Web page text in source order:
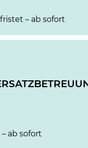
– ab sofort
ab sofort